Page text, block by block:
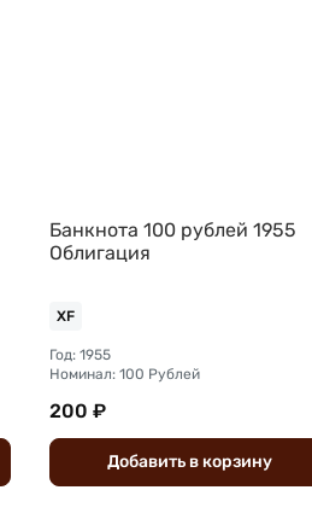
Банкнота 100 рублей 1955
Облигация
XF
Год: 1955
Номинал: 100 Рублей
200 ₽
Добавить вкорзину